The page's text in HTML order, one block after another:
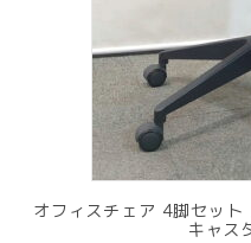
オフィスチェア 4脚セッ
キャス